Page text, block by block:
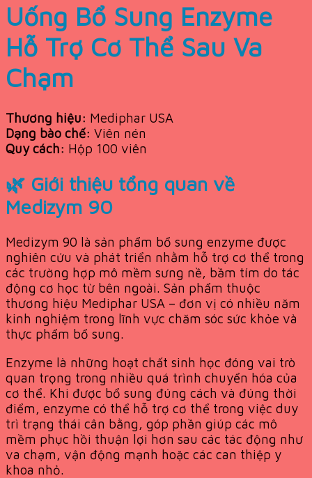
Uống Bổ Sung Enzyme
Hỗ Trợ Cơ Thể Sau Va
Chạm
Thương hiệu: Mediphar USA
Dạng bào chế: Viên nén
Quy cách: Hộp 100 viên
🌿 Giới thiệu tổng quan về
Medizym 90
Medizym 90 là sản phẩm bổ sung enzyme được
nghiên cứu và phát triển nhằm hỗ trợ cơ thể trong
các trường hợp mô mềm sưng nề, bầm tím do tác
động cơ học từ bên ngoài. Sản phẩm thuộc
thương hiệu Mediphar USA – đơn vị có nhiều năm
kinh nghiệm trong lĩnh vực chăm sóc sức khỏe và
thực phẩm bổ sung.
Enzyme là những hoạt chất sinh học đóng vai trò
quan trọng trong nhiều quá trình chuyển hóa của
cơ thể. Khi được bổ sung đúng cách và đúng thời
điểm, enzyme có thể hỗ trợ cơ thể trong việc duy
trì trạng thái cân bằng, góp phần giúp các mô
mềm phục hồi thuận lợi hơn sau các tác động như
va chạm, vận động mạnh hoặc các can thiệp y
khoa nhỏ.